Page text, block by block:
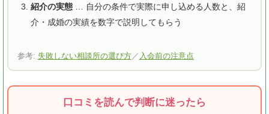
紹介の実態… 自分の条件で実際に申し込める人数と、紹
介・成婚の実績を数字で説明してもらう
参考: 失敗しない相談所の選び方／ 入会前の注意点
口コミを読んで判断に迷ったら